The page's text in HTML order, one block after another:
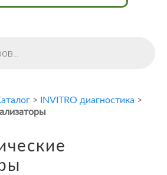
> INVITRO диагностика >